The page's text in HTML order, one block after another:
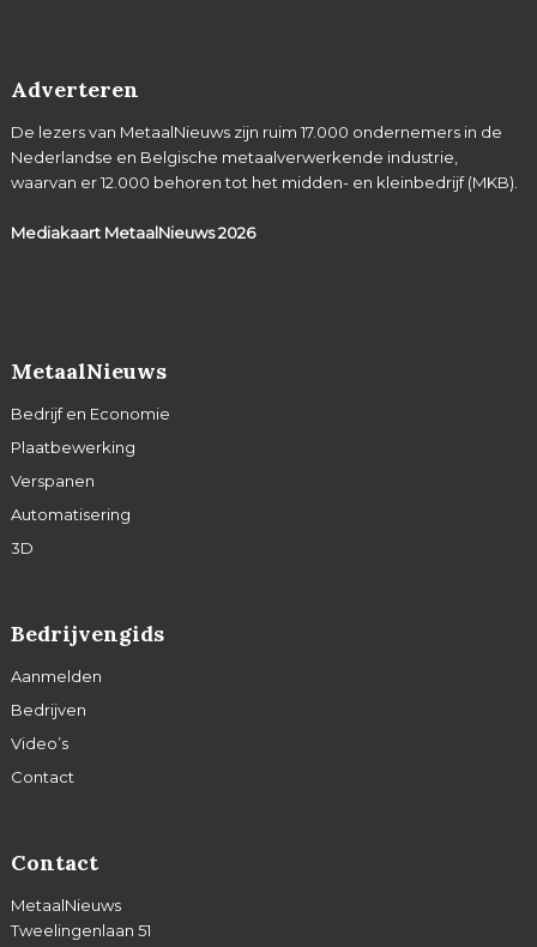
Adverteren
De lezers van MetaalNieuws zijn ruim 17.000 ondernemers in de
Nederlandse en Belgische metaalverwerkende industrie,
waarvan er 12.000 behoren tot het midden- en kleinbedrijf (MKB).
Mediakaart MetaalNieuws2026
MetaalNieuws
Bedrijf en Economie
Plaatbewerking
Verspanen
Automatisering
3D
Bedrijvengids
Aanmelden
Bedrijven
Video’s
Contact
Contact
MetaalNieuws
Tweelingenlaan 51